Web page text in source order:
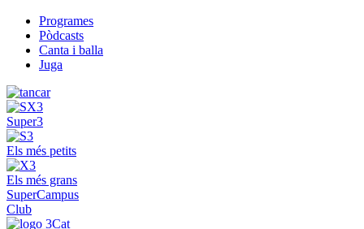
Programes
Pòdcasts
Canta i balla
Juga
Super3
Els més petits
Els més grans
SuperCampus
Club